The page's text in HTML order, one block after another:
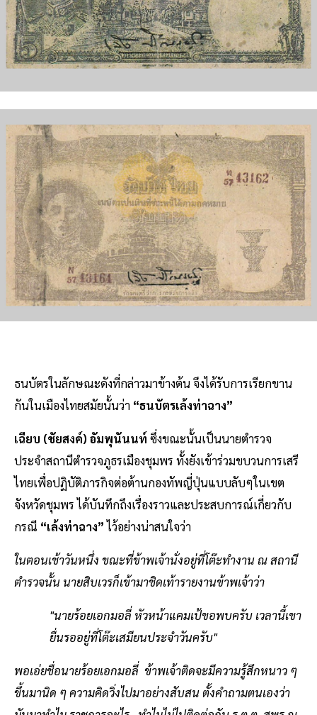
ธนบัตรในลักษณะดังที่กล่าวมาข้างต้น จึงได้รับการเรียกขาน
กันในเมืองไทยสมัยนั้นว่า “ธนบัตรเล้งท่าฉาง”
เฉียบ (ชัยสงค์) อัมพุนันนท์ ซึ่งขณะนั้นเป็นนายตำรวจ
ประจำสถานีตำรวจภูธรเมืองชุมพร ทั้งยังเข้าร่วมขบวนการเสรี
ไทยเพื่อปฏิบัติภารกิจต่อต้านกองทัพญี่ปุ่นแบบลับๆในเขต
จังหวัดชุมพร ได้บันทึกถึงเรื่องราวและประสบการณ์เกี่ยวกับ
กรณี “เล้งท่าฉาง”ไว้อย่างน่าสนใจว่า
ในตอนเช้าวันหนึ่ง ขณะที่ข้าพเจ้านั่งอยู่ที่โต๊ะทำงาน ณ สถานี
ตำรวจนั้น นายสิบเวรก็เข้ามาชิดเท้ารายงานข้าพเจ้าว่า
"นายร้อยเอกมอลี่ หัวหน้าแคมเป้ขอพบครับ เวลานี้เขา
ยื่นรออยู่ที่โต๊ะเสมียนประจำวันครับ"
พอเอ่ยชื่อนายร้อยเอกมอลี่ ข้าพเจ้าติดจะมีความรู้สึกหนาว ๆ
ขึ้นมานิด ๆ ความคิดวิ่งไปมาอย่างสับสน ตั้งคำถามตนเองว่า